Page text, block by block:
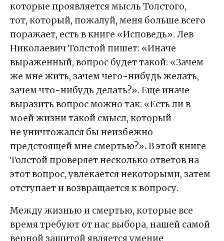
которые проявляется мысль Толстого,
тот, который, пожалуй, меня больше всего
поражает, есть в книге «Исповедь». Лев
Николаевич Толстой пишет: «Иначе
выраженный, вопрос будет такой: «Зачем
же мне жить, зачем чего-нибудь желать,
зачем что-нибудь делать?». Еще иначе
выразить вопрос можно так: «Есть ли в
моей жизни такой смысл, который
не уничтожался бы неизбежно
предстоящей мне смертью?». В этой книге
Толстой проверяет несколько ответов на
этот вопрос, увлекается некоторыми, затем
отступает и возвращается к вопросу.
Между жизнью и смертью, которые все
время требуют от нас выбора, нашей самой
верной защитой является умение